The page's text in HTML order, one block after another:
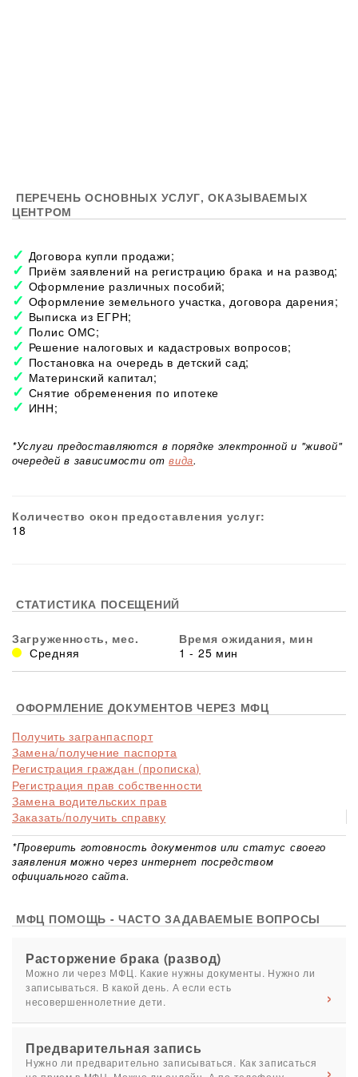
ПЕРЕЧЕНЬ ОСНОВНЫХ УСЛУГ, ОКАЗЫВАЕМЫХ
ЦЕНТРОМ
Договора купли продажи;
Приём заявлений на регистрацию брака и на развод;
Оформление различных пособий;
Оформление земельного участка, договора дарения;
Выписка из ЕГРН;
Полис ОМС;
Решение налоговых и кадастровых вопросов;
Постановка на очередь в детский сад;
Материнский капитал;
Снятие обременения по ипотеке
ИНН;
*Услуги предоставляются в порядке электронной и "живой"
очередей в зависимости отвида.
Количество окон предоставления услуг:
18
СТАТИСТИКА ПОСЕЩЕНИЙ
Загруженность, мес.
Средняя
Время ожидания, мин
1 - 25 мин
ОФОРМЛЕНИЕ ДОКУМЕНТОВ ЧЕРЕЗ МФЦ
Получить загранпаспорт
Замена/получение паспорта
Регистрация граждан (прописка)
Регистрация прав собственности
Замена водительских прав
Заказать/получить справку
*Проверить готовность документов или статус своего
заявления можно через интернет посредством
официального сайта.
МФЦ ПОМОЩЬ - ЧАСТО ЗАДАВАЕМЫЕ ВОПРОСЫ
Расторжение брака (развод)
Можно ли через МФЦ. Какие нужны документы. Нужно ли
записываться. В какой день. А если есть
несовершеннолетние дети.
Предварительная запись
Нужно ли предварительно записываться. Как записаться